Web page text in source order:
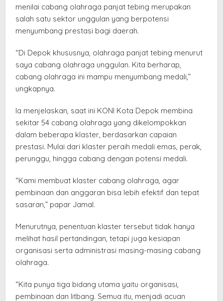
menilai cabang olahraga panjat tebing merupakan
salah satu sektor unggulan yang berpotensi
menyumbang prestasi bagi daerah.
“Di Depok khususnya, olahraga panjat tebing menurut
saya cabang olahraga unggulan. Kita berharap,
cabang olahraga ini mampu menyumbang medali,”
ungkapnya.
Ia menjelaskan, saat ini KONI Kota Depok membina
sekitar 54 cabang olahraga yang dikelompokkan
dalam beberapa klaster, berdasarkan capaian
prestasi. Mulai dari klaster peraih medali emas, perak,
perunggu, hingga cabang dengan potensi medali.
“Kami membuat klaster cabang olahraga, agar
pembinaan dan anggaran bisa lebih efektif dan tepat
sasaran,” papar Jamal.
Menurutnya, penentuan klaster tersebut tidak hanya
melihat hasil pertandingan, tetapi juga kesiapan
organisasi serta administrasi masing-masing cabang
olahraga.
“Kita punya tiga bidang utama yaitu organisasi,
pembinaan dan litbang. Semua itu, menjadi acuan